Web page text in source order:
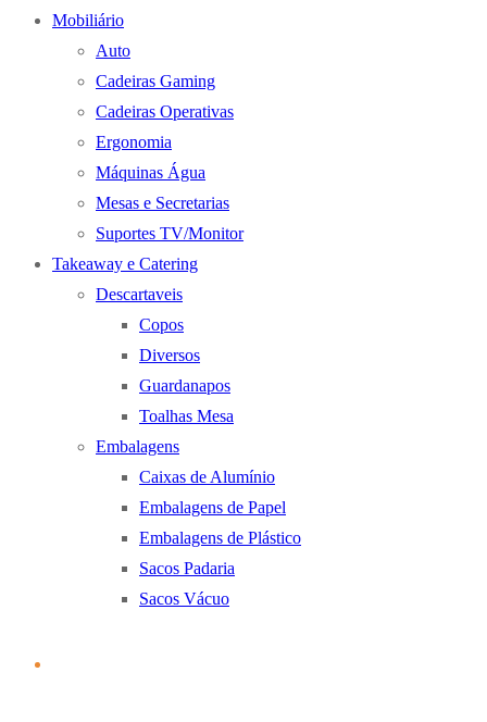
Mobiliário
Auto
Cadeiras Gaming
Cadeiras Operativas
Ergonomia
Máquinas Água
Mesas e Secretarias
Suportes TV/Monitor
Takeaway e Catering
Descartaveis
Copos
Diversos
Guardanapos
Toalhas Mesa
Embalagens
Caixas de Alumínio
Embalagens de Papel
Embalagens de Plástico
Sacos Padaria
Sacos Vácuo